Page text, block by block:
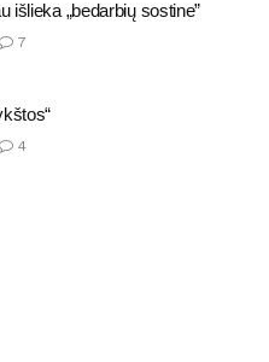
išlieka „bedarbių sostine”
7
4